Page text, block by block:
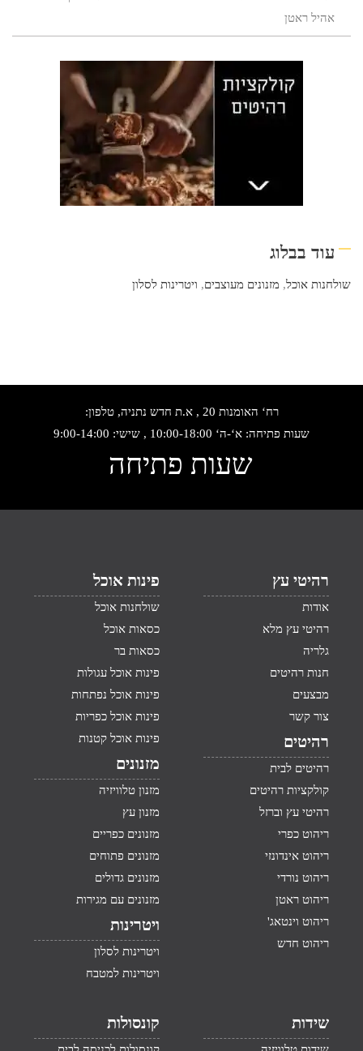
אהיל ראטן
עוד בבלוג
שולחנות אוכל, מזנונים מעוצבים, ויטרינות לסלון
רח‘ האומנות 20 , א.ת חדש נתניה, טלפון:
שעות פתיחה: א‘-ה‘ 10:00-18:00 , שישי: 9:00-14:00
שעות פתיחה
רהיטי עץ
אודות
רהיטי עץ מלא
גלריה
חנות רהיטים
מבצעים
צור קשר
רהיטים
רהיטים לבית
קולקציות רהיטים
רהיטי עץ וברזל
ריהוט כפרי
ריהוט אינדונזי
ריהוט נורדי
ריהוט ראטן
ריהוט וינטאג'
ריהוט חדש
פינות אוכל
שולחנות אוכל
כסאות אוכל
כסאות בר
פינות אוכל עגולות
פינות אוכל נפתחות
פינות אוכל כפריות
פינות אוכל קטנות
מזנונים
מזנון טלוויזיה
מזנון עץ
מזנונים כפריים
מזנונים פתוחים
מזנונים גדולים
מזנונים עם מגירות
ויטרינות
ויטרינות לסלון
ויטרינות למטבח
שידות קונסולות